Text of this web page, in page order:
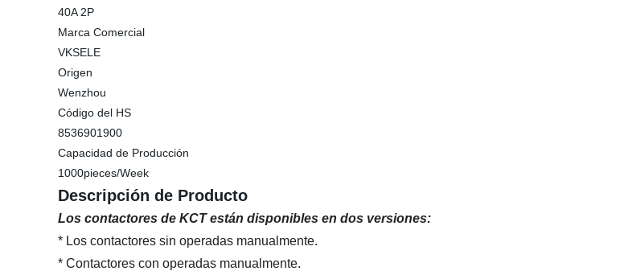
40A 2P
Marca Comercial
VKSELE
Origen
Wenzhou
Código del HS
8536901900
Capacidad de Producción
1000pieces/Week
Descripción de Producto
Los contactores de KCT están disponibles en dos versiones:
* Los contactores sin operadas manualmente.
* Contactores con operadas manualmente.